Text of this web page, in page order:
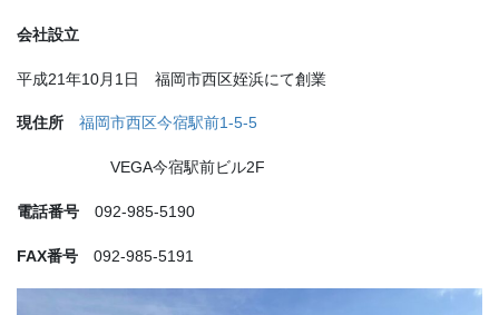
会社設立
平成21年10月1日 福岡市西区姪浜にて創業
現住所 福岡市西区今宿駅前1-5-5
VEGA今宿駅前ビル2F
電話番号 092-985-5190
FAX番号 092-985-5191